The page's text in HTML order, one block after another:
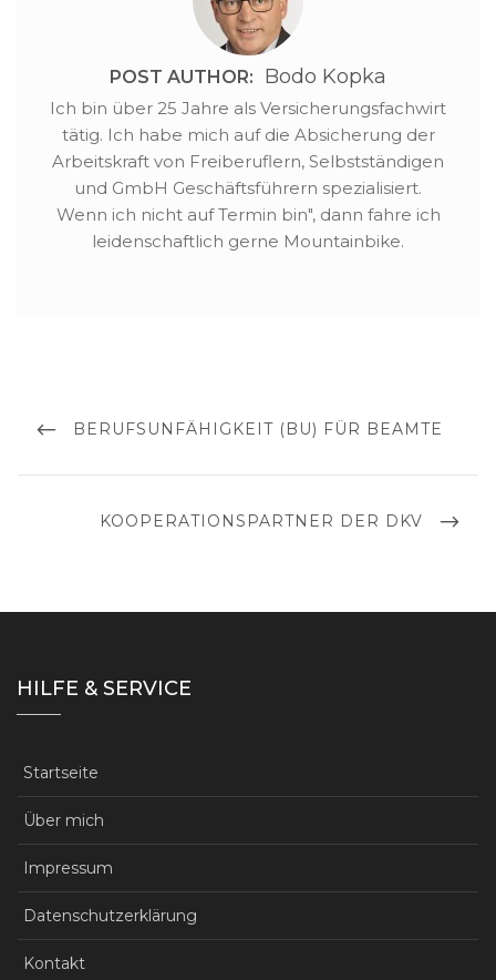
POST AUTHOR: Bodo Kopka
Ich bin über 25 Jahre als Versicherungsfachwirt
tätig. Ich habe mich auf die Absicherung der
Arbeitskraft von Freiberuflern, Selbstständigen
und GmbH Geschäftsführern spezialisiert.
Wenn ich nicht auf Termin bin", dann fahre ich
leidenschaftlich gerne Mountainbike.
PREVIOUS
BERUFSUNFÄHIGKEIT (BU) FÜR BEAMTE
NEXT
KOOPERATIONSPARTNER DER DKV
HILFE & SERVICE
Startseite
Über mich
Impressum
Datenschutzerklärung
Kontakt